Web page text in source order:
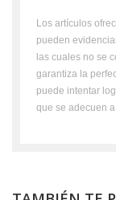
Los artículos
pueden
las cuales no se
garantiza la
puede intentar
que se adecuen